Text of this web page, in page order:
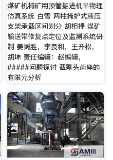
煤矿机械矿用顶管掘进机半物理
仿真系统 白雪 两柱掩护式液压
支架承载区间划分 胡相捧 煤矿
输送带修复点定位及监测系统研
制 姜阔胜，李良和，王开松，
胡坤 责任编辑：赵编辑，
#####问题探讨 截割头齿座的
有限元分析